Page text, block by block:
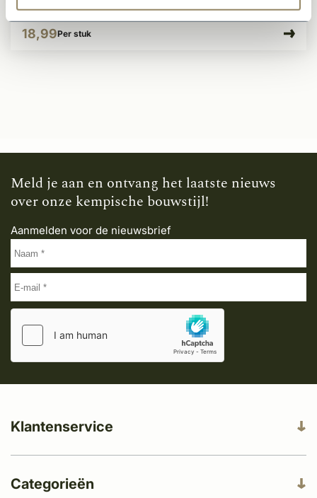
18,99Per stuk
Meld je aan en ontvang het laatste nieuws
over onze kempische bouwstijl!
Aanmelden voor de nieuwsbrief
Klantenservice
Categorieën